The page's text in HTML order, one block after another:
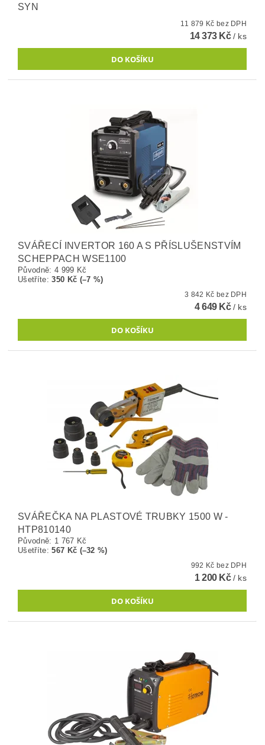
SYN
11 879 Kč bez DPH
14 373 Kč/ ks
SVÁŘECÍ INVERTOR 160 A S PŘÍSLUŠENSTVÍM
SCHEPPACH WSE1100
Původně: 4 999 Kč
Ušetříte:350 Kč (–7 %)
3 842 Kč bez DPH
4 649 Kč/ ks
SVÁŘEČKA NA PLASTOVÉ TRUBKY 1500 W -
HTP810140
Původně: 1 767 Kč
Ušetříte:567 Kč (–32 %)
992 Kč bez DPH
1 200 Kč/ ks